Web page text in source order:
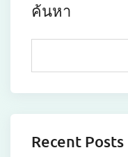
ค้นหา
Recent Posts